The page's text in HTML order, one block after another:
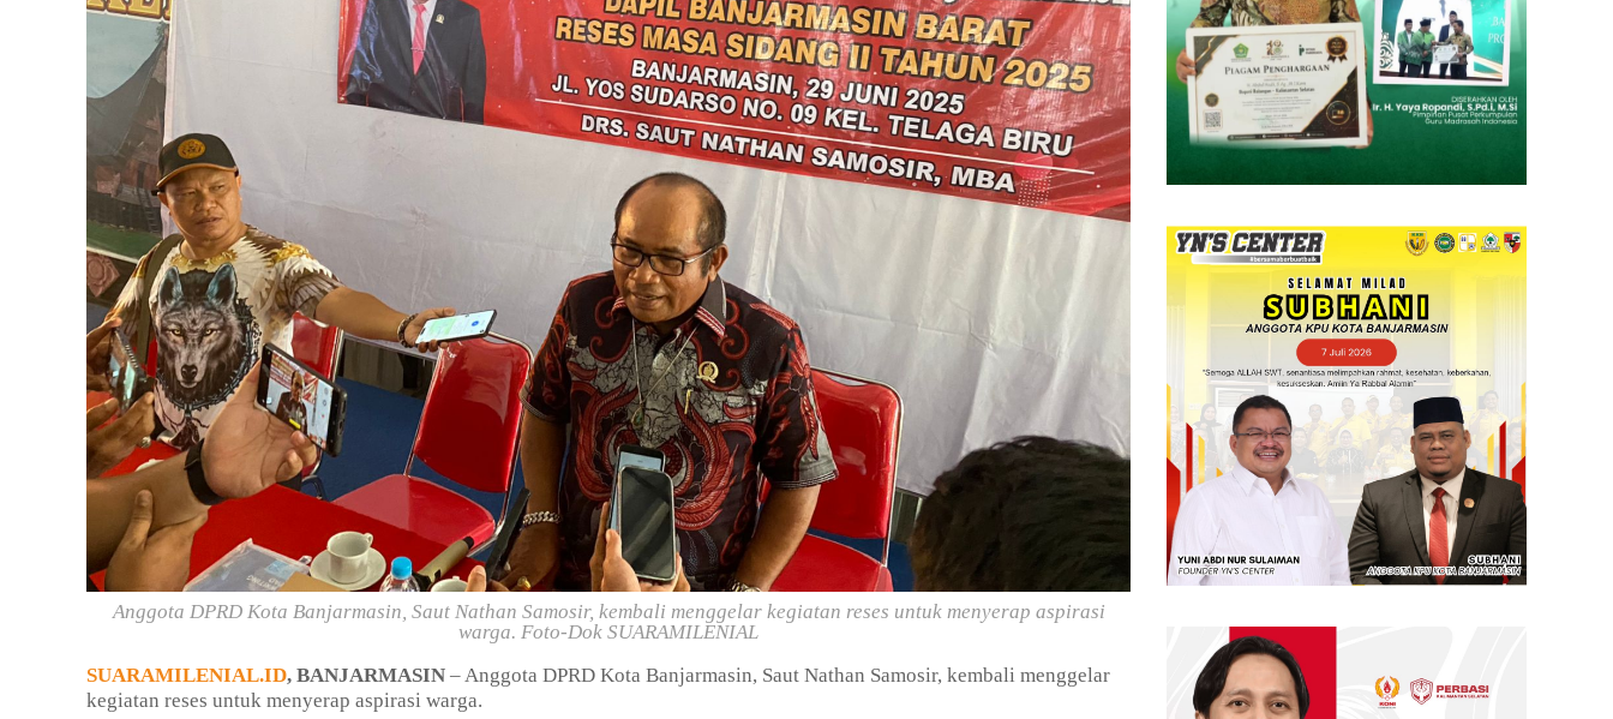
Anggota DPRD Kota Banjarmasin, Saut Nathan Samosir, kembali menggelar kegiatan reses untuk menyerap aspirasi
warga. Foto-Dok SUARAMILENIAL
SUARAMILENIAL.ID, BANJARMASIN – Anggota DPRD Kota Banjarmasin, Saut Nathan Samosir, kembali menggelar
kegiatan reses untuk menyerap aspirasi warga.